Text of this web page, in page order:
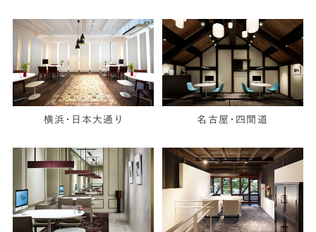
横浜・日本大通り 名古屋・四間道